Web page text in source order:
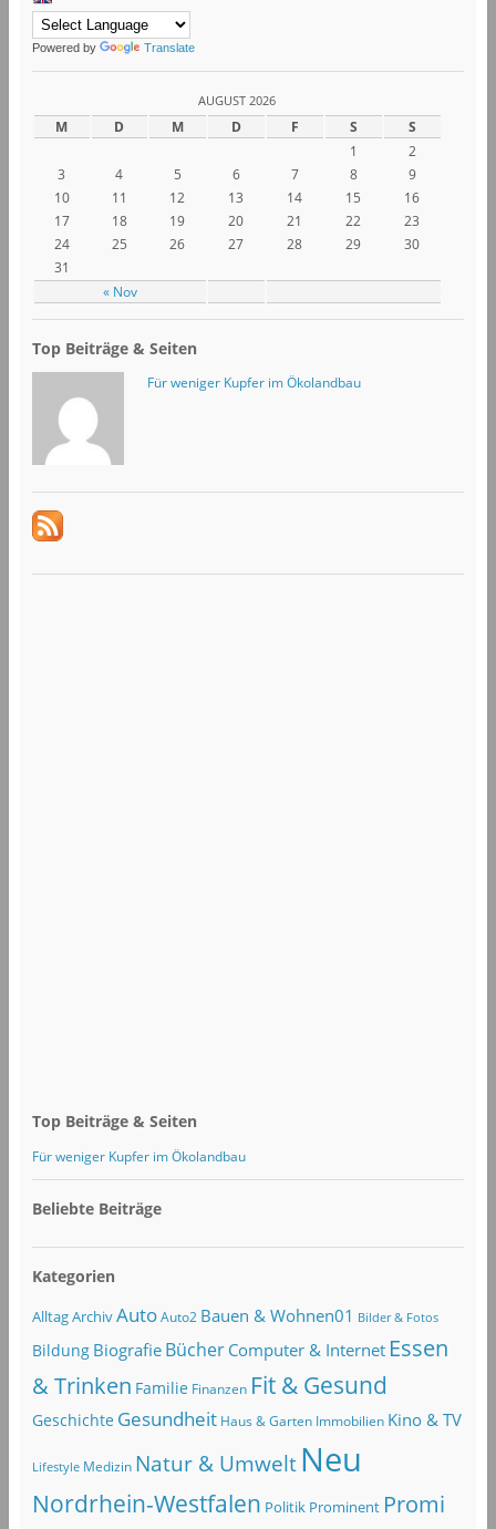
Powered by Translate
AUGUST 2026
M D M D F S S
« Nov
1
2
3
4 5 6 7 8
9
10
11 12 13 14 15
16
17
18 19 20 21 22
23
24
25 26 27 28 29
30
31
Top Beiträge & Seiten
Für weniger Kupfer im Ökolandbau
Top Beiträge & Seiten
Für weniger Kupfer im Ökolandbau
Beliebte Beiträge
Kategorien
AlltagArchivAuto Auto2 Bauen & Wohnen01 Bilder & Fotos
Bildung Biografie Bücher Computer & Internet Essen
& Trinken Familie Finanzen Fit & Gesund
Geschichte Gesundheit Haus & Garten Immobilien Kino & TV
Lifestyle Medizin Natur & Umwelt Neu
Nordrhein-Westfalen Politik Prominent Promi